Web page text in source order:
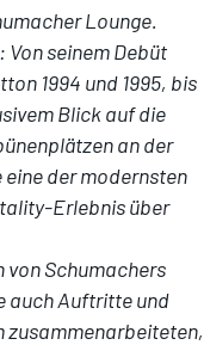
Lounge.
seinem Debüt
1994 und 1995, bis
Blick auf die
an der
der modernsten
Erlebnis über
von Schumachers
auch Auftritte und
zusammenarbeiteten,